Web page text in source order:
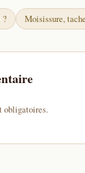
? Moisissure,
obligatoires.